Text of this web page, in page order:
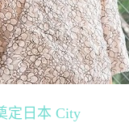
定日本 City